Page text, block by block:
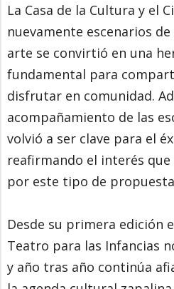
La Casa de la Cultura y el
nuevamente escenarios
arte se convirtió en una
fundamental para
disfrutar en comunidad.
acompañamiento de las
volvió a ser clave para el
reafirmando el interés
por este tipo de
Desde su primera edición
Teatro para las Infancias
y año tras año continúa